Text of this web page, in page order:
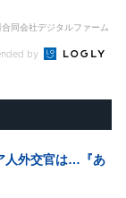
合同会社デジタルファーム
by
人外交官は…『あ